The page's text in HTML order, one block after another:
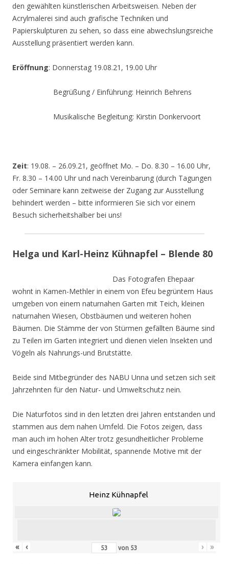
den gewählten künstlerischen Arbeitsweisen. Neben der
Acrylmalerei sind auch grafische Techniken und
Papierskulpturen zu sehen, so dass eine abwechslungsreiche
Ausstellung präsentiert werden kann.
Eröffnung: Donnerstag 19.08.21, 19.00 Uhr
Begrüßung / Einführung: Heinrich Behrens
Musikalische Begleitung: Kirstin Donkervoort
Zeit: 19.08. – 26.09.21, geöffnet Mo. – Do. 8.30 – 16.00 Uhr,
Fr. 8.30 – 14.00 Uhr und nach Vereinbarung (durch Tagungen
oder Seminare kann zeitweise der Zugang zur Ausstellung
behindert werden – bitte informieren Sie sich vor einem
Besuch sicherheitshalber bei uns!
Helga und Karl-Heinz Kühnapfel – Blende 80
Das Fotografen Ehepaar
wohnt in Kamen-Methler in einem von Efeu begrüntem Haus
umgeben von einem naturnahen Garten mit Teich, kleinen
naturnahen Wiesen, Obstbäumen und weiteren hohen
Bäumen. Die Stämme der von Stürmen gefällten Bäume sind
zu Teilen im Garten integriert und dienen vielen Insekten und
Vögeln als Nahrungs-und Brutstätte.
Beide sind Mitbegründer des NABU Unna und setzen sich seit
Jahrzehnten für den Natur- und Umweltschutz nein.
Die Naturfotos sind in den letzten drei Jahren entstanden und
stammen aus dem nahen Umfeld. Die Fotos zeigen, dass
man auch im hohen Alter trotz gesundheitlicher Probleme
und eingeschränkter Mobilität, spannende Motive mit der
Kamera einfangen kann.
Heinz Kühnapfel
« ‹ von 53 › »